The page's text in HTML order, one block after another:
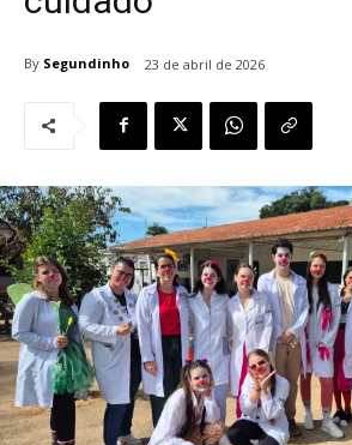
By Segundinho 23 de abril de 2026